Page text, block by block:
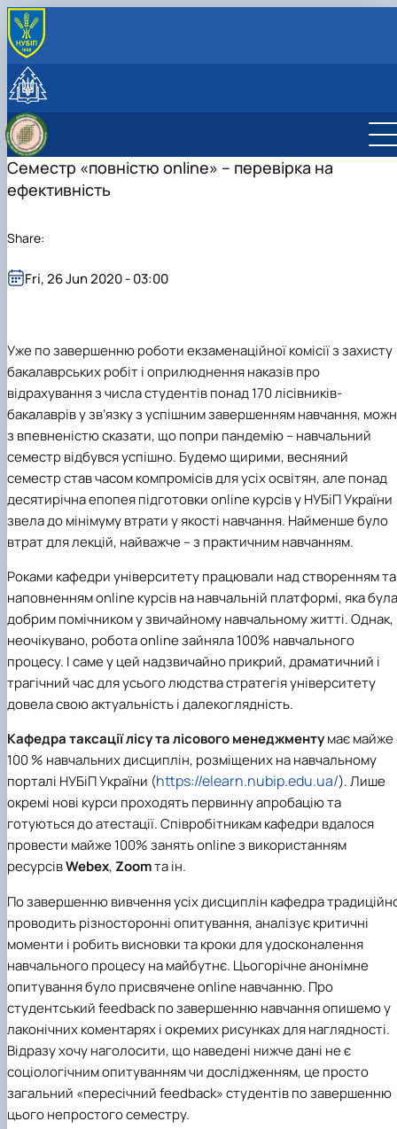
INTERNATIONAL ACTIVITY
QuantiFOR
Семестр «повністю online» – перевірка на
ефективність
Уже по завершенню роботи екзаменаційної комісії з захисту
бакалаврських робіт і оприлюднення наказів про
відрахування з числа студентів понад 170 лісівників-
бакалаврів у зв’язку з успішним завершенням навчання,
з впевненістю сказати, що попри пандемію – навчальний
семестр відбувся успішно. Будемо щирими, весняний
семестр став часом компромісів для усіх освітян, але понад
десятирічна епопея підготовки online курсів у НУБіП України
звела до мінімуму втрати у якості навчання. Найменше було
втрат для лекцій, найважче – з практичним навчанням.
Роками кафедри університету працювали над створенням та
наповненням online курсів на навчальній платформі, яка була
добрим помічником у звичайному навчальному житті. Однак,
неочікувано, робота online зайняла 100% навчального
процесу. І саме у цей надзвичайно прикрий, драматичний і
трагічний час для усього людства стратегія університету
довела свою актуальність і далекоглядність.
Кафедра таксації лісу та лісового менеджментумає майже
100 % навчальних дисциплін, розміщених на навчальному
порталі НУБіП України (https://elearn.nubip.edu.ua/). Лише
окремі нові курси проходять первинну апробацію та
готуються до атестації. Співробітникам кафедри вдалося
провести майже 100% занять online з використанням
ресурсівWebex,Zoomта ін.
По завершенню вивчення усіх дисциплін кафедра
проводить різносторонні опитування, аналізує критичні
моменти і робить висновки та кроки для удосконалення
навчального процесу на майбутнє. Цьогорічне анонімне
опитування було присвячене online навчанню. Про
студентський feedback по завершенню навчання опишемо у
лаконічних коментарях і окремих рисунках для наглядності.
Відразу хочу наголосити, що наведені нижче дані не є
соціологічним опитуванням чи дослідженням, це просто
загальний «пересічний feedback» студентів по завершенню
цього непростого семестру.
Fri, 26 Jun 2020 - 03:00
Share: